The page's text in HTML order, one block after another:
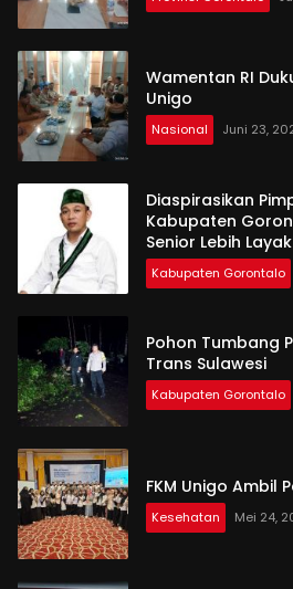
Wamentan RI
Unigo
Nasional Juni 23,
Diaspirasikan
Kabupaten
Senior Lebih Layak
Kabupaten Gorontalo
Pohon Tumbang
Trans Sulawesi
Kabupaten Gorontalo
FKM Unigo Ambil
Kesehatan Mei 24,